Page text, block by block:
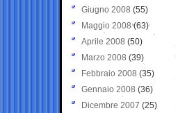
Giugno 2008 (55)
Maggio 2008(63)
Aprile 2008 (50)
Marzo 2008 (39)
Febbraio 2008 (35)
Gennaio 2008 (36)
Dicembre 2007 (25)